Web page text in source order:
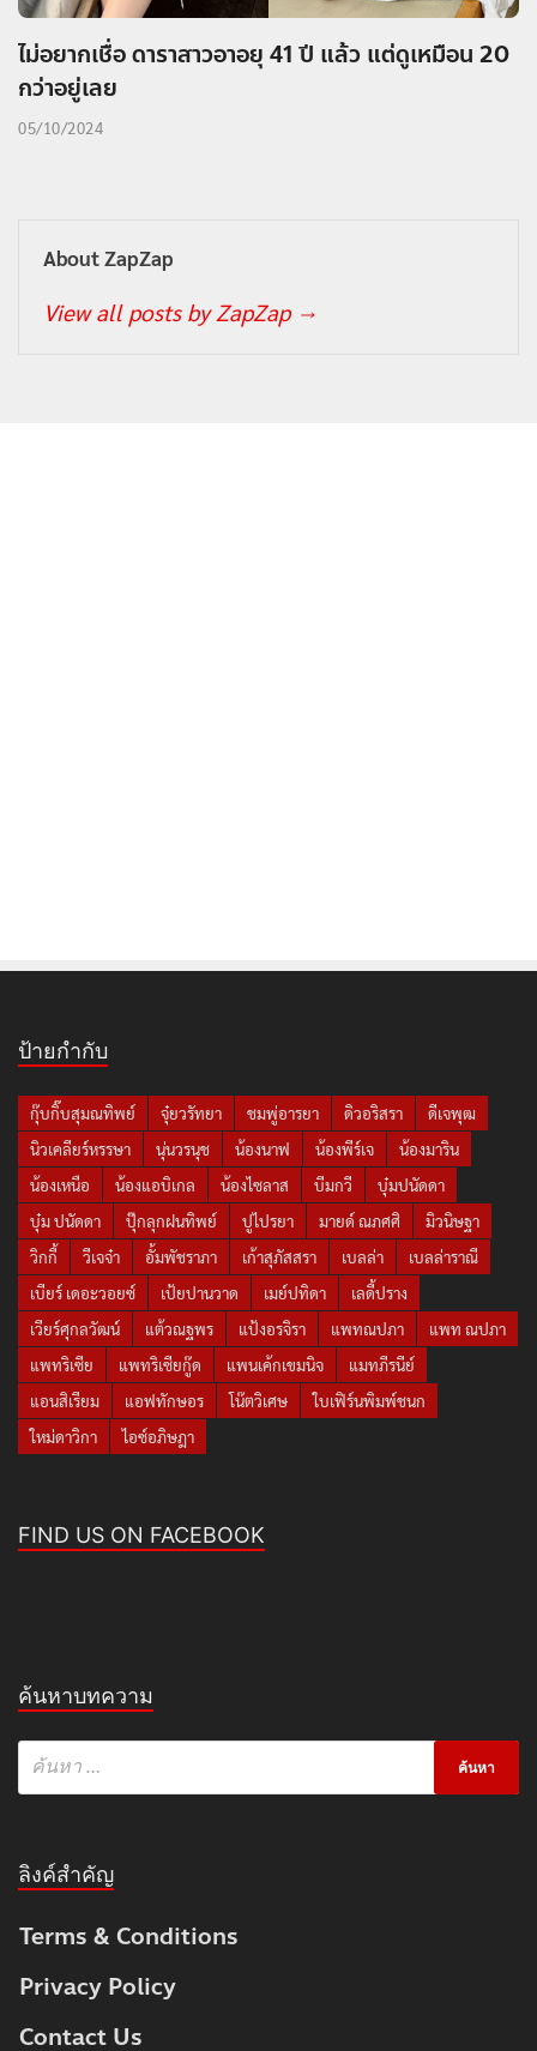
ไม่อยากเชื่อ ดาราสาวอาอยุ 41 ปี แล้ว แต่ดูเหมือน 20
กว่าอยู่เลย
05/10/2024
About ZapZap
View all posts by ZapZap →
ป้ายกำกับ
กุ๊บกิ๊บสุมณทิพย์ จุ๋ยวรัทยา ชมพู่อารยา ดิวอริสรา
ดีเจพุฒ
นิวเคลียร์หรรษา
นุ่นวรนุช น้องนาฟ น้องพีร์เจ
น้องมาริน
น้องเหนือ
น้องแอบิเกล น้องไซลาส บีมกวี
บุ๋มปนัดดา
บุ๋ม ปนัดดา
ปุ๊กลุกฝนทิพย์ ปูไปรยา มายด์ ณภศศิ
มิวนิษฐา
วิกกี้
วีเจจ๋า อั้มพัชราภา เก้าสุภัสสรา เบลล่า
เบลล่าราณี
เบียร์ เดอะวอยซ์
เป้ยปานวาด เมย์ปทิดา
เลดี้ปราง
เวียร์ศุกลวัฒน์
แต้วณฐพร แป้งอรจิรา แพทณปภา
แพท ณปภา
แพทริเซีย
แพทริเซียกู๊ด แพนเค้กเขมนิจ
แมทภีรนีย์
แอนสิเรียม
แอฟทักษอร โน๊ตวิเศษ
ใบเฟิร์นพิมพ์ชนก
ใหม่ดาวิกา
ไอซ์อภิษฎา
FIND US ON FACEBOOK
ค้นหาบทความ
ลิงค์สำคัญ
Terms & Conditions
Privacy Policy
Contact Us